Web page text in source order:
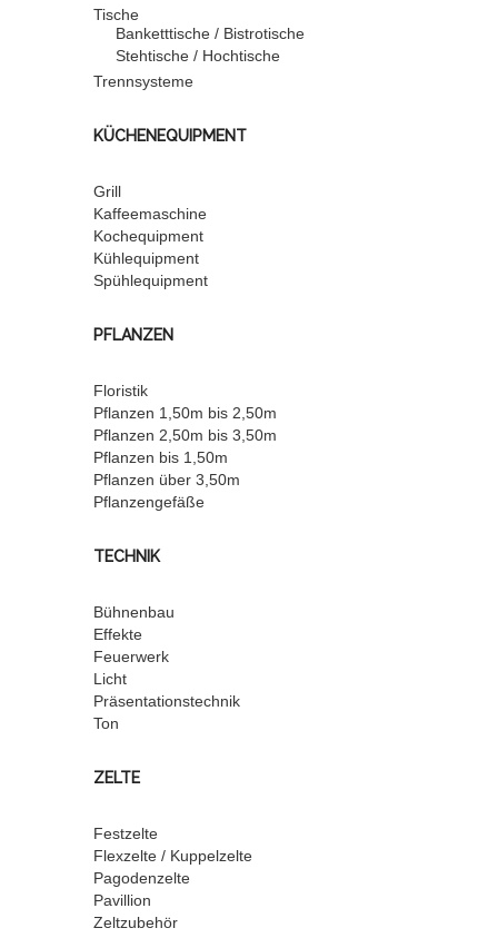
Tische
Banketttische / Bistrotische
Stehtische / Hochtische
Trennsysteme
KÜCHENEQUIPMENT
Grill
Kaffeemaschine
Kochequipment
Kühlequipment
Spühlequipment
PFLANZEN
Floristik
Pflanzen 1,50m bis 2,50m
Pflanzen 2,50m bis 3,50m
Pflanzen bis 1,50m
Pflanzen über 3,50m
Pflanzengefäße
TECHNIK
Bühnenbau
Effekte
Feuerwerk
Licht
Präsentationstechnik
Ton
ZELTE
Festzelte
Flexzelte / Kuppelzelte
Pagodenzelte
Pavillion
Zeltzubehör